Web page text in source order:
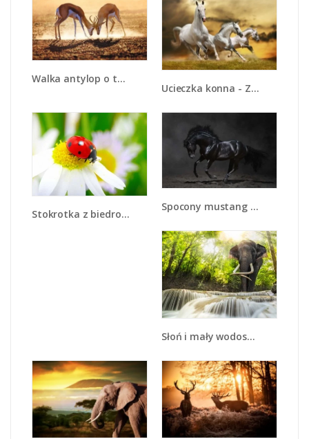
Walka antylop o terytorium - Z292
Ucieczka konna - Z179
Stokrotka z biedroneczką - Z015
Spocony mustang nocą - Z215
Słoń i mały wodospad - Z305